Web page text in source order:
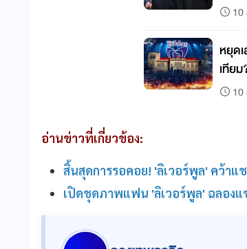
หยุด
เทียม
อ่านข่าวที่เกี่ยวข้อง:
สิ้นสุดการรอคอย! 'ลิเวอร์พูล' คว้าแ
เปิดชุดภาพแฟน 'ลิเวอร์พูล' ฉลอง